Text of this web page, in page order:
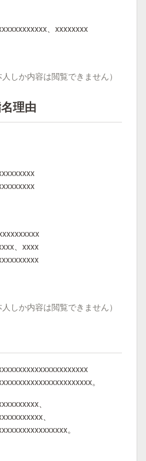
、xxxxxxxx
しか内容は閲覧できません）
理由
、xxxx
しか内容は閲覧できません）
。
、
、
。